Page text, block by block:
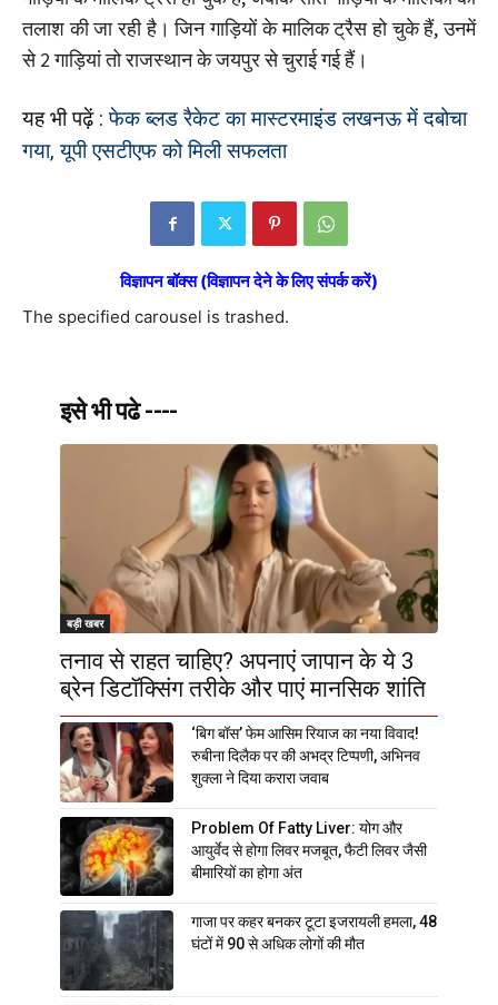
तलाश की जा रही है। जिन गाड़ियों के मालिक ट्रैस हो चुके हैं, उनमें
से 2 गाड़ियां तो राजस्थान के जयपुर से चुराई गई हैं।
यह भी पढ़ें :फेक ब्लड रैकेट का मास्टरमाइंड लखनऊ में दबोचा
गया, यूपी एसटीएफ को मिली सफलता
विज्ञापन बॉक्स (विज्ञापन देने के लिए संपर्क करें)
The specified carousel is trashed.
इसे भी पढे ----
बड़ी खबर
तनाव से राहत चाहिए? अपनाएं जापान के ये 3
ब्रेन डिटॉक्सिंग तरीके और पाएं मानसिक शांति
‘बिग बॉस’ फेम आसिम रियाज का नया विवाद!
रुबीना दिलैक पर की अभद्र टिप्पणी, अभिनव
शुक्ला ने दिया करारा जवाब
Problem Of Fatty Liver: योग और
आयुर्वेद से होगा लिवर मजबूत, फैटी लिवर जैसी
बीमारियों का होगा अंत
गाजा पर कहर बनकर टूटा इजरायली हमला, 48
घंटों में 90 से अधिक लोगों की मौत